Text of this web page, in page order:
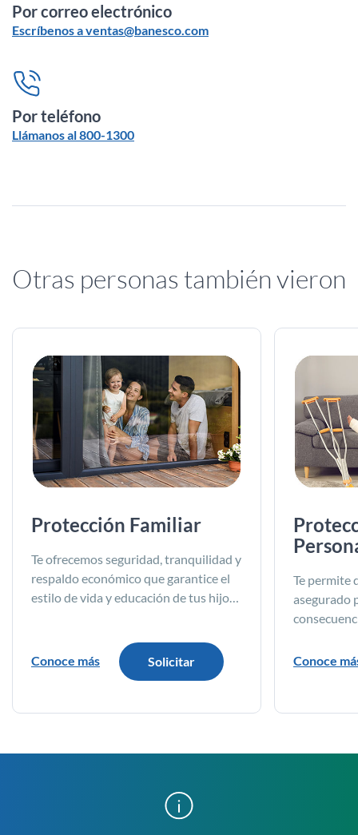
Por correo electrónico
Escríbenos a ventas@banesco.com
Por teléfono
Llámanos al 800-1300
Otras personas también vieron
Protección Familiar
Te ofrecemos seguridad, tranquilidad y
respaldo económico que garantice el
estilo de vida y educación de tus hijos
Conoce más Solicitar
Te permite
asegurado
indemnizar
Conoce